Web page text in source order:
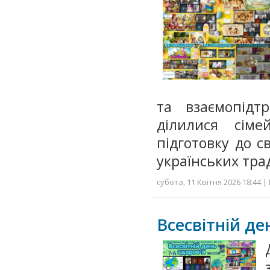
та
ділилися
підготовку до
українських
субота, 11 Квітня 2026 18:44 |
Всесвітній